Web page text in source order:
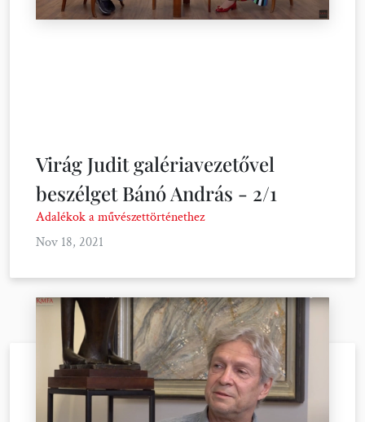
Virág Judit galériavezetővel
beszélget Bánó András - 2/1
Adalékok a művészettörténethez
Nov 18, 2021